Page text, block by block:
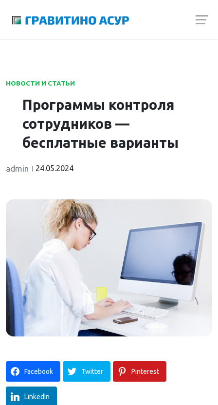
НОВОСТИ И СТАТЬИ
Программы контроля
сотрудников —
бесплатные варианты
admin 24.05.2024
Facebook Twitter Pinterest
LinkedIn